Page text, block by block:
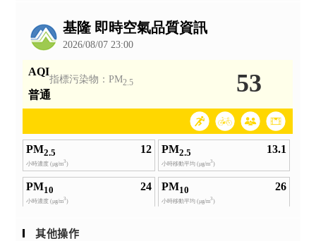
其他操作